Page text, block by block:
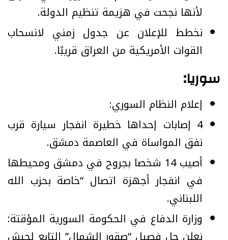
لأنها نجحت في هزيمة تنظيم الدولة.
نخطط للإعلان عن جدول زمني لانسحاب
القوات الأمريكية من العراق قريبًا.
سوريا:
إعلام النظام السوري:
4 إصابات إحداها خطيرة انفجار سيارة قرب
نفق المواساة في العاصمة دمشق.
أصيب 14 شخصا بجروح في دمشق ومحيطها
في انفجار أجهزة اتصال “خاصة بحزب الله
اللبناني.
وزارة الدفاع في الحكومة السورية المؤقتة: